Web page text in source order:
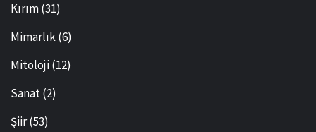
Kırım(31)
Mimarlık(6)
Mitoloji(12)
Sanat(2)
Şiir(53)